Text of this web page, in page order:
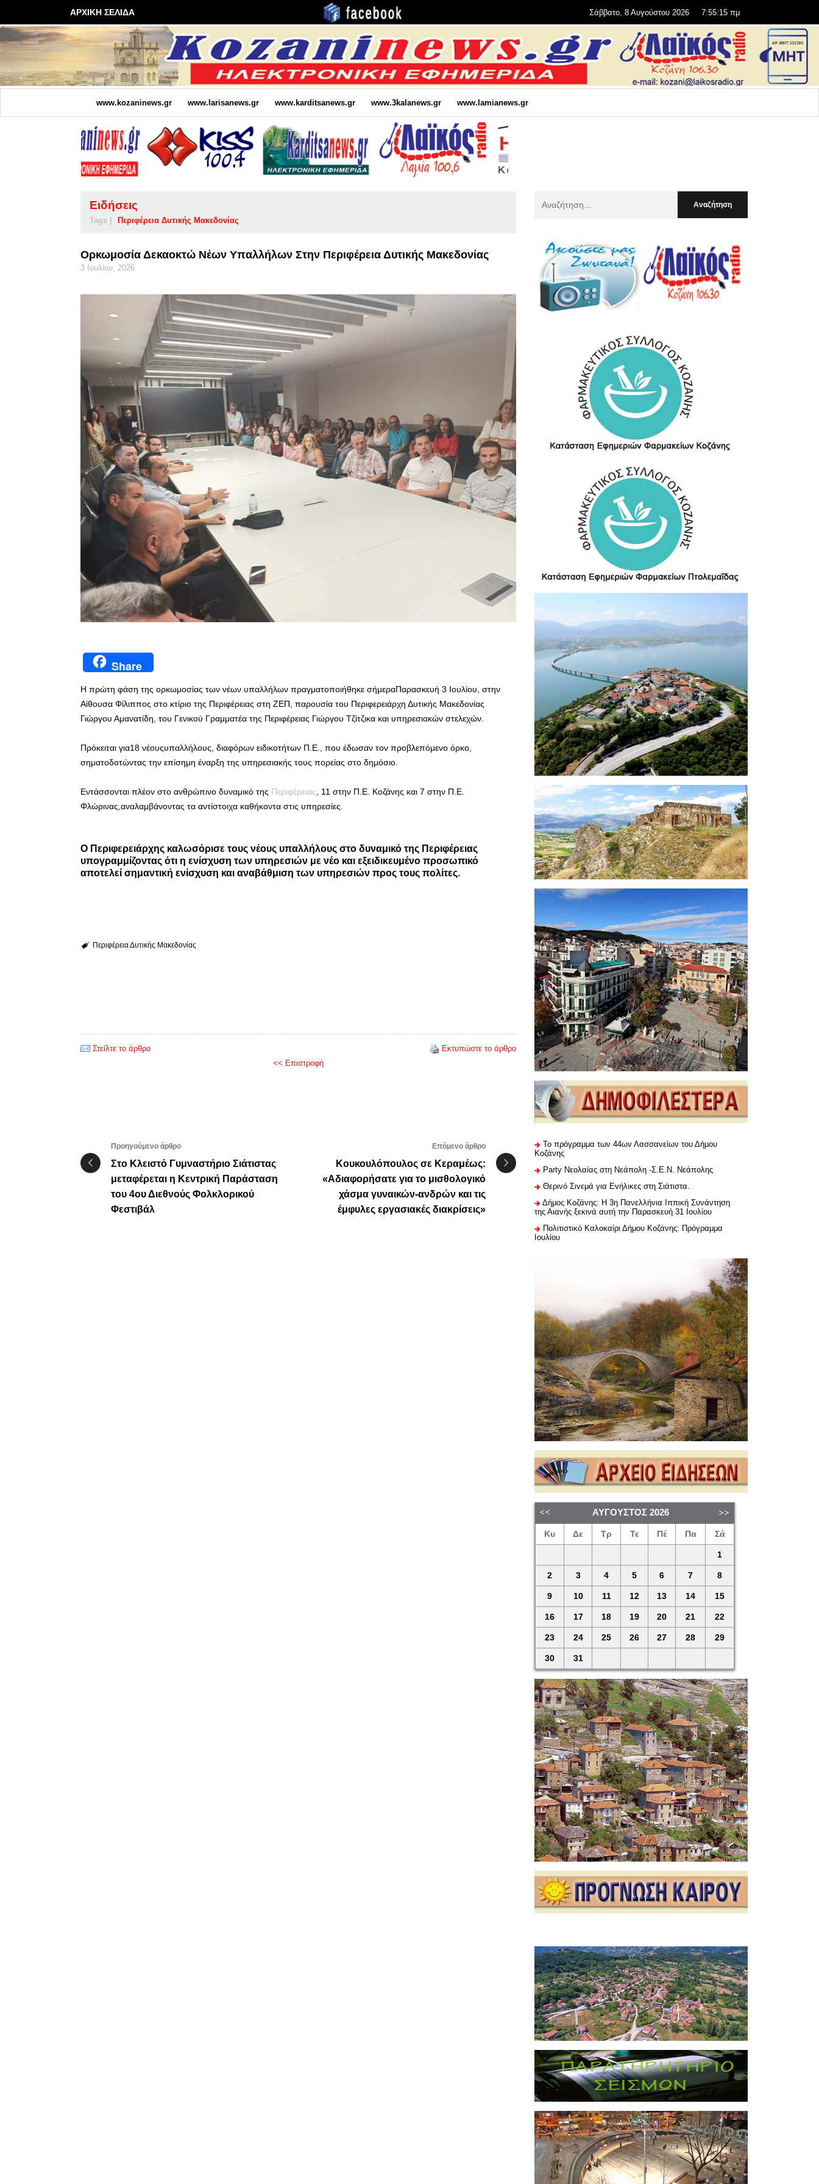
ΑΡΧΙΚΗ ΣΕΛΙΔΑ Σάββατο, 8 Αυγούστου 2026 7:55:16 πμ
www.kozaninews.gr www.larisanews.gr www.karditsanews.gr www.3kalanews.gr www.lamianews.gr
Ειδήσεις
Tags | Περιφέρεια Δυτικής Μακεδονίας
Ορκωμοσία Δεκαοκτώ Νέων Υπαλλήλων Στην Περιφέρεια Δυτικής Μακεδονίας
3 Ιουλίου, 2026
Share
Η πρώτη φάση της ορκωμοσίας των νέων υπαλλήλων πραγματοποιήθηκε σήμεραΠαρασκευή 3 Ιουλίου, στην
Αίθουσα Φίλιππος στο κτίριο της Περιφέρειας στη ΖΕΠ, παρουσία του Περιφερειάρχη Δυτικής Μακεδονίας
Γιώργου Αμανατίδη, του Γενικού Γραμματέα της Περιφέρειας Γιώργου Τζίτζικα και υπηρεσιακών στελεχών.
Πρόκειται για18 νέουςυπαλλήλους, διαφόρων ειδικοτήτων Π.Ε., που έδωσαν τον προβλεπόμενο όρκο,
σηματοδοτώντας την επίσημη έναρξη της υπηρεσιακής τους πορείας στο δημόσιο.
Εντάσσονται πλέον στο ανθρώπινο δυναμικό της Περιφέρειας , 11 στην Π.Ε. Κοζάνης και 7 στην Π.Ε.
Φλώρινας,αναλαμβάνοντας τα αντίστοιχα καθήκοντα στις υπηρεσίες.
Ο Περιφερειάρχης καλωσόρισε τους νέους υπαλλήλους στο δυναμικό της Περιφέρειας
υπογραμμίζοντας ότι η ενίσχυση των υπηρεσιών με νέο και εξειδικευμένο προσωπικό
αποτελεί σημαντική ενίσχυση και αναβάθμιση των υπηρεσιών προς τους πολίτες.
Περιφέρεια Δυτικής Μακεδονίας
Στείλτε το άρθρο
Εκτυπώστε το άρθρο
<< Επιστροφή
Προηγούμενο άρθρο
Στο Κλειστό Γυμναστήριο Σιάτιστας
μεταφέρεται η Κεντρική Παράσταση
του 4ου Διεθνούς Φολκλορικού
Φεστιβάλ
Επόμενο άρθρο
Κουκουλόπουλος σε Κεραμέως:
«Αδιαφορήσατε για το μισθολογικό
χάσμα γυναικών-ανδρών και τις
έμφυλες εργασιακές διακρίσεις»
Το πρόγραμμα των 44ων Λασσανείων του Δήμου
Κοζάνης
Party Νεολαίας στη Νεάπολη -Σ.Ε.Ν. Νεάπολης
Θερινό Σινεμά για Ενήλικες στη Σιάτιστα.
Δήμος Κοζάνης: Η 3η Πανελλήνια Ιππική Συνάντηση
της Αιανής ξεκινά αυτή την Παρασκευή 31 Ιουλίου
Πολιτιστικό Καλοκαίρι Δήμου Κοζάνης: Πρόγραμμα
Ιουλίου
ΑΎΓΟΥΣΤΟΣ 2026
Κυ Δε Τρ Τε Πέ Πα Σά
1
2 3 4 5 6 7 8
9 10 11 12 13 14 15
16 17 18 19 20 21 22
23 24 25 26 27 28 29
30 31